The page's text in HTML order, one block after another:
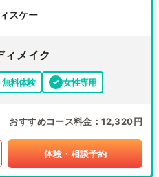
スケー
ィメイク
無料体験 女性専用
おすすめコース料金 12,320円
体験・相談予約